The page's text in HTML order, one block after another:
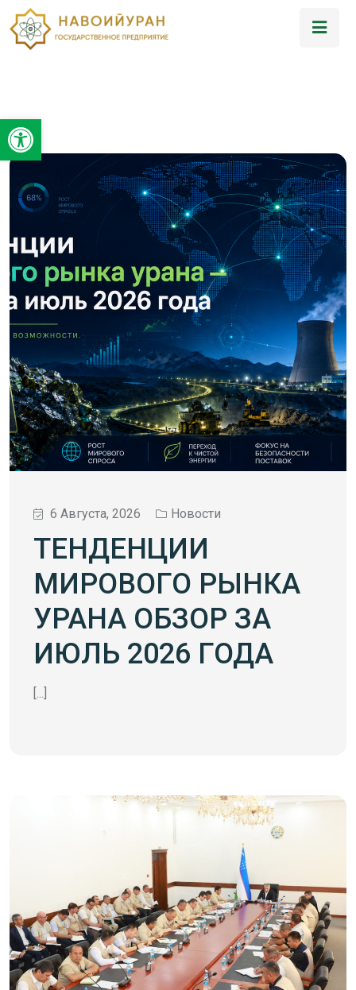
Открыть панель инструментов
6 Августа, 2026 Новости
ТЕНДЕНЦИИ
МИРОВОГО РЫНКА
УРАНА ОБЗОР ЗА
ИЮЛЬ 2026 ГОДА
[...]